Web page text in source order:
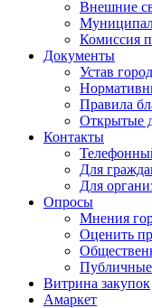
Внешние
Комиссия
Документы
Устав
Правила
Открытые
Контакты
Для
Для
Опросы
Мнения
Оценить
Витрина закупок
Амаркет